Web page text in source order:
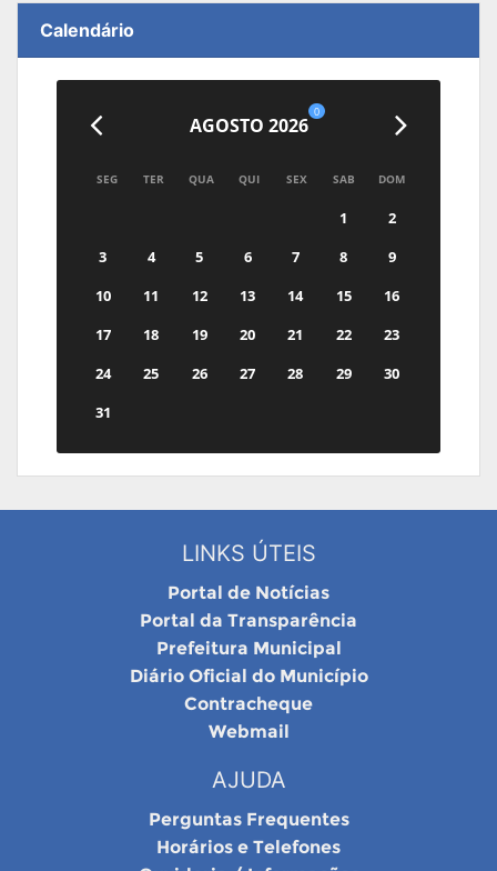
Calendário
AGOSTO 2026
0
SEG TER QUA QUI SEX SAB DOM
1
2
3
4 5 6 7 8
9
10
11 12 13 14 15
16
17
18 19 20 21 22
23
24
25 26 27 28 29
30
31
LINKS ÚTEIS
Portal de Notícias
Portal da Transparência
Prefeitura Municipal
Diário Oficial do Município
Contracheque
Webmail
AJUDA
Perguntas Frequentes
Horários e Telefones